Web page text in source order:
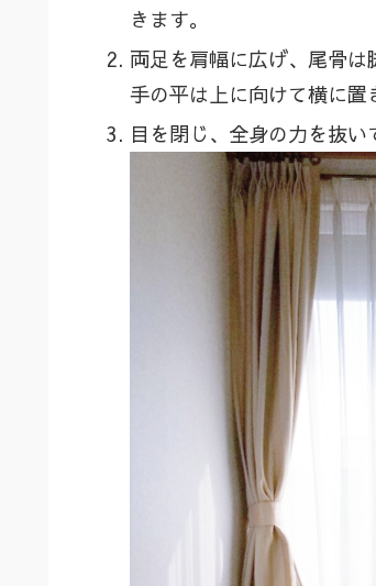
きます。
両足を肩幅に広げ、尾骨は
手の平は上に向けて横に置
目を閉じ、全身の力を抜い